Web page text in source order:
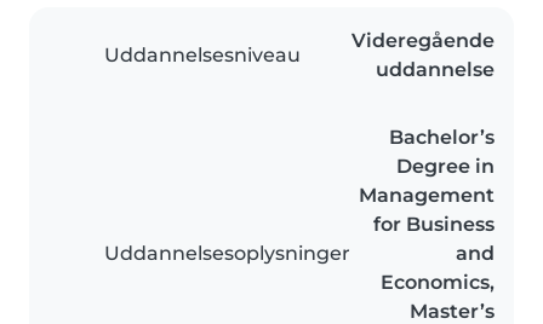
Uddannelsesniveau
Videregående
uddannelse
Uddannelsesoplysninger
Bachelor’s
Degree in
Management
for Business
and
Economics,
Master’s